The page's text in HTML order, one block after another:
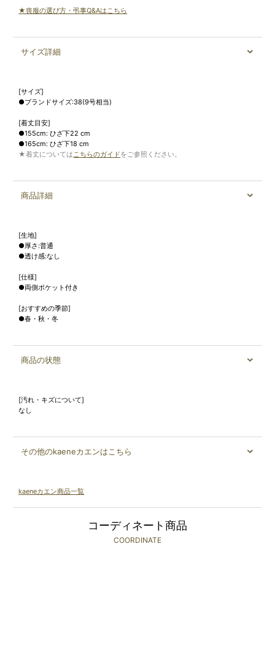
★喪服の選び方・弔事Q&Aはこちら
サイズ詳細
[サイズ]
●ブランドサイズ:38(9号相当)
[着丈目安]
●155cm: ひざ下22 cm
●165cm: ひざ下18 cm
★着丈については こちらのガイドをご参照ください。
商品詳細
[生地]
●厚さ:普通
●透け感:なし
[仕様]
●両側ポケット付き
[おすすめの季節]
●春・秋・冬
商品の状態
[汚れ・キズについて]
なし
その他のkaeneカエンはこちら
kaeneカエン商品一覧
コーディネート商品
COORDINATE